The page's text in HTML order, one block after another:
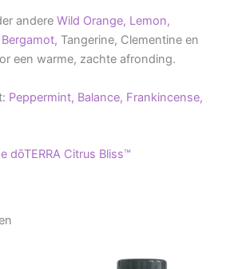
andere Wild Orange, Lemon,
Bergamot, Tangerine, Clementine en
een warme, zachte afronding.
Peppermint, Balance, Frankincense,
dōTERRA Citrus Bliss™